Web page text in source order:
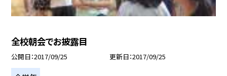
全校朝会でお披露目
公開日 2017/09/25 更新日 2017/09/25